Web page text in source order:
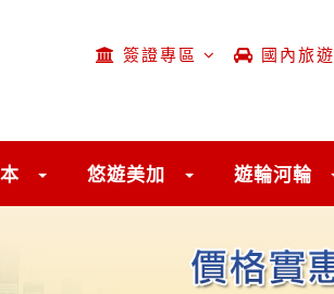
簽證專區 國內旅遊
悠遊美加 遊輪河輪